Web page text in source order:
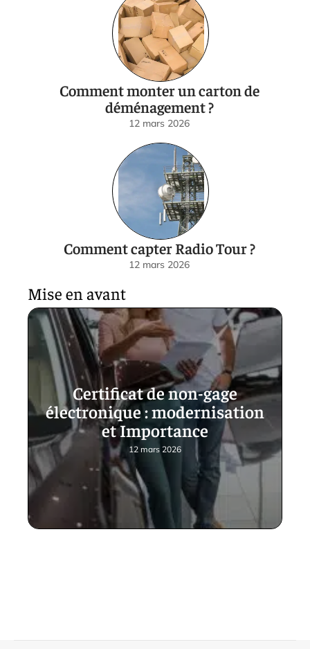
Comment monter un carton de
déménagement ?
12 mars 2026
Comment capter Radio Tour ?
12 mars 2026
Mise en avant
Certificat de non-gage
électronique : modernisation
et Importance
12 mars 2026